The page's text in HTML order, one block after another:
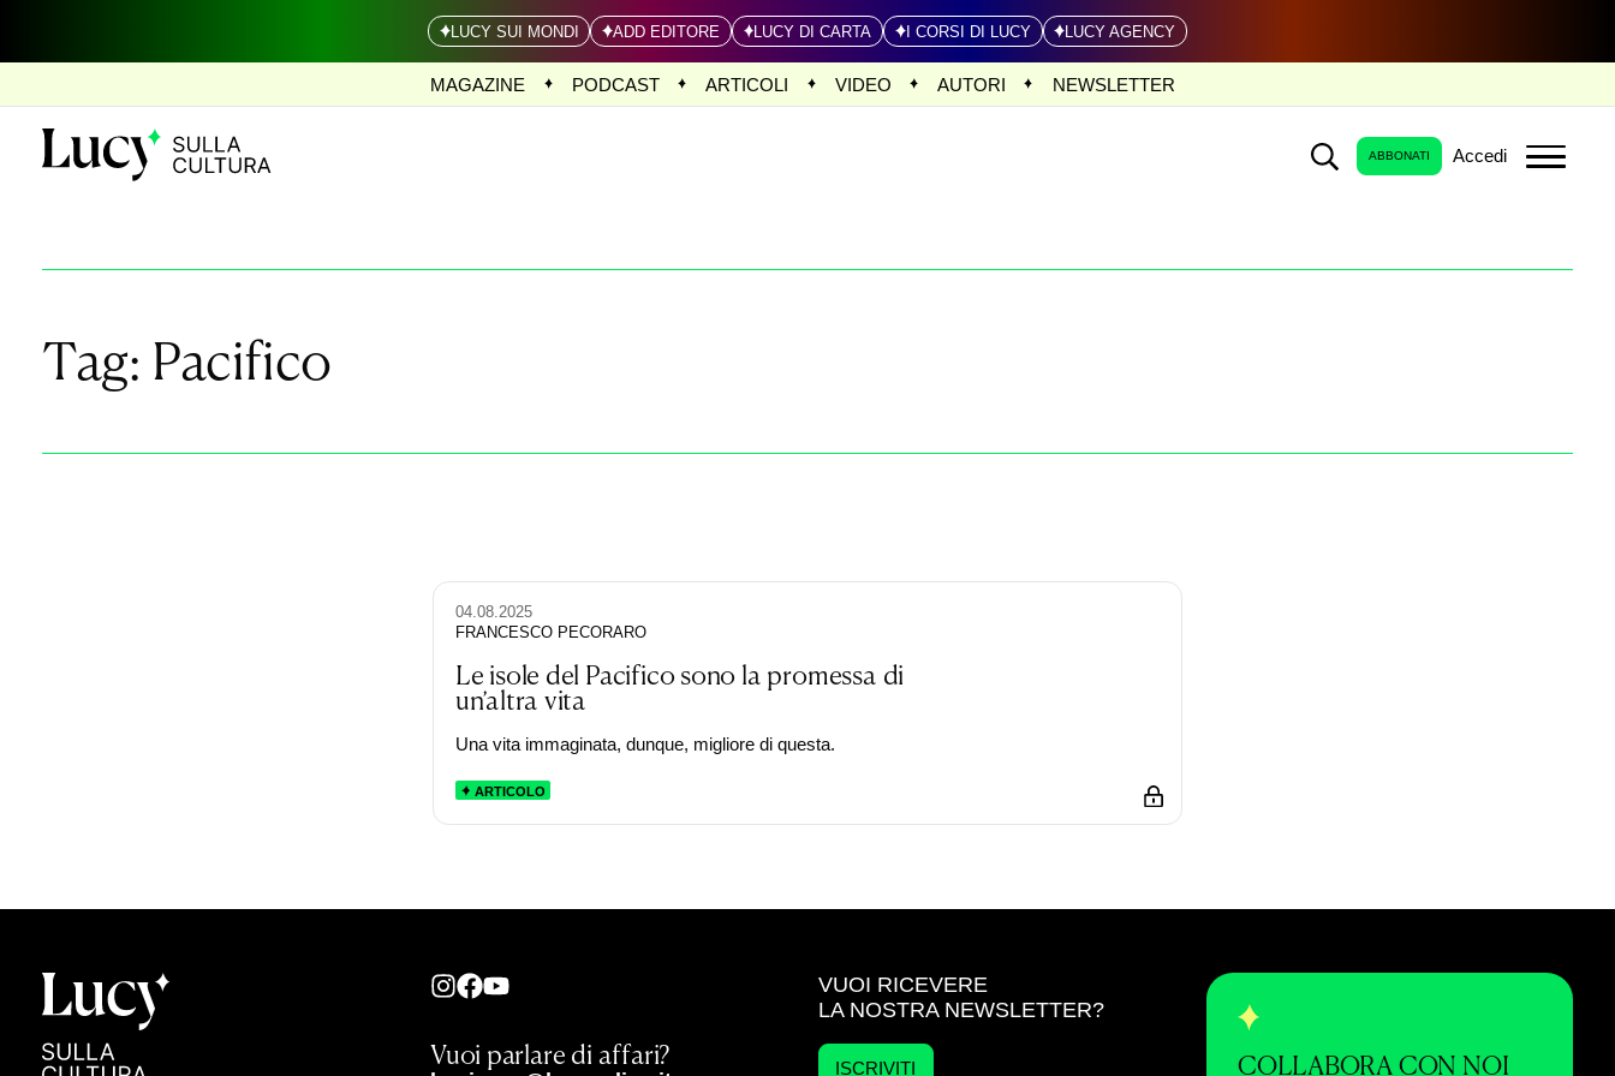
LUCY SUI MONDI ADD EDITORE LUCY DI CARTA I CORSI DI LUCY LUCY AGENCY
MAGAZINE PODCAST ARTICOLI VIDEO AUTORI NEWSLETTER
ABBONATI Accedi
Tag: Pacifico
04.08.2025
FRANCESCO PECORARO
Le isole del Pacifico sono la promessa di
un’altra vita
Una vita immaginata, dunque, migliore di questa.
ARTICOLO
Vuoi parlare di affari?
VUOI RICEVERE
LA NOSTRA NEWSLETTER?
ISCRIVITI COLLABORA CON NOI